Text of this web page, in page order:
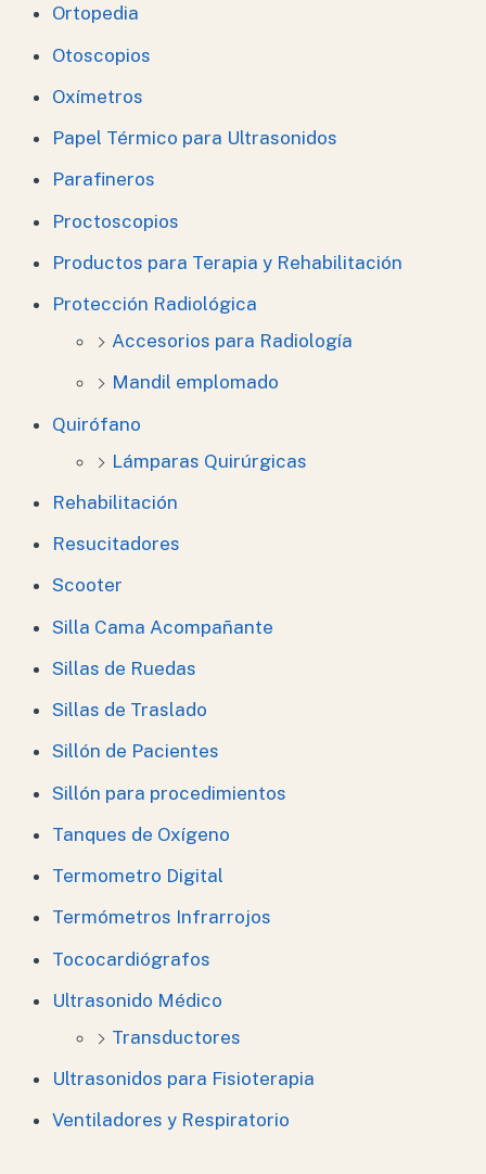
Ortopedia
Otoscopios
Oxímetros
Papel Térmico para Ultrasonidos
Parafineros
Proctoscopios
Productos para Terapia y Rehabilitación
Protección Radiológica
Accesorios para Radiología
Mandil emplomado
Quirófano
Lámparas Quirúrgicas
Rehabilitación
Resucitadores
Scooter
Silla Cama Acompañante
Sillas de Ruedas
Sillas de Traslado
Sillón de Pacientes
Sillón para procedimientos
Tanques de Oxígeno
Termometro Digital
Termómetros Infrarrojos
Tococardiógrafos
Ultrasonido Médico
Transductores
Ultrasonidos para Fisioterapia
Ventiladores y Respiratorio